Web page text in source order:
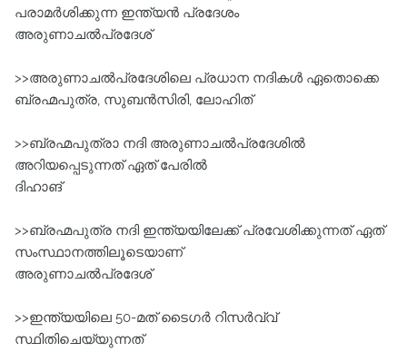
പരാമർശിക്കുന്ന ഇന്ത്യൻ പ്രദേശം
അരുണാചൽപ്രദേശ്‌
>>അരുണാചൽപ്രദേശിലെ പ്രധാന നദികൾ ഏതൊക്കെ
ബ്രഹ്മപുത്ര, സുബൻസിരി, ലോഹിത്‌
>>ബ്രഹ്മപുത്രാ നദി അരുണാചൽപ്രദേശിൽ
അറിയപ്പെടുന്നത് ഏത് പേരിൽ
ദിഹാങ്‌
>>ബ്രഹ്മപുത്ര നദി ഇന്ത്യയിലേക്ക്‌ പ്രവേശിക്കുന്നത്‌ ഏത്‌
സംസ്ഥാനത്തിലൂടെയാണ്‌
അരുണാചൽപ്രദേശ്‌
>>ഇന്ത്യയിലെ 50-മത് ടൈഗർ റിസർവ്വ്‌
സ്ഥിതിചെയ്യുന്നത്‌